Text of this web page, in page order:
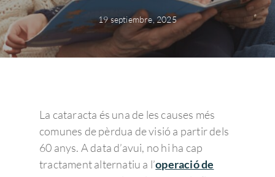
19 septiembre, 2025
La cataracta és una de les causes més
comunes de pèrdua de visió a partir dels
60 anys. A data d’avui, no hi ha cap
tractament alternatiu a l’operació de